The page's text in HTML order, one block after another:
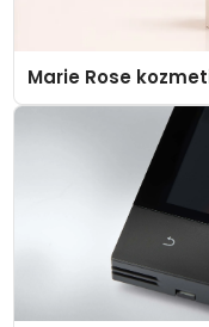
Marie Rose